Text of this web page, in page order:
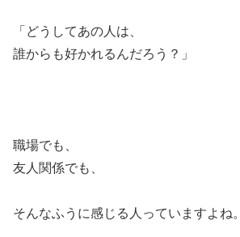
「どうしてあの人は、
誰からも好かれるんだろう？」
職場でも、
友人関係でも、
そんなふうに感じる人っていますよね。